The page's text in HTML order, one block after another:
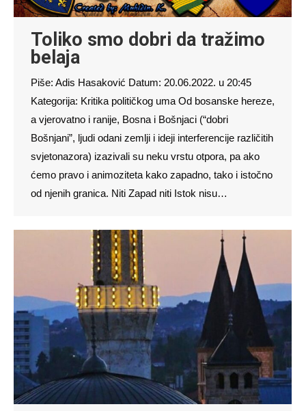
Toliko smo dobri da tražimo
belaja
Piše: Adis Hasaković Datum: 20.06.2022. u 20:45
Kategorija: Kritika političkog uma Od bosanske hereze,
a vjerovatno i ranije, Bosna i Bošnjaci (“dobri
Bošnjani”, ljudi odani zemlji i ideji interferencije različitih
svjetonazora) izazivali su neku vrstu otpora, pa ako
ćemo pravo i animoziteta kako zapadno, tako i istočno
od njenih granica. Niti Zapad niti Istok nisu…